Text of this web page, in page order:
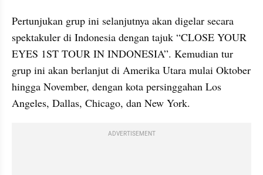
Pertunjukan grup ini selanjutnya akan digelar secara
spektakuler di Indonesia dengan tajuk “CLOSE YOUR
EYES 1ST TOUR IN INDONESIA”. Kemudian tur
grup ini akan berlanjut di Amerika Utara mulai Oktober
hingga November, dengan kota persinggahan Los
Angeles, Dallas, Chicago, dan New York.
ADVERTISEMENT